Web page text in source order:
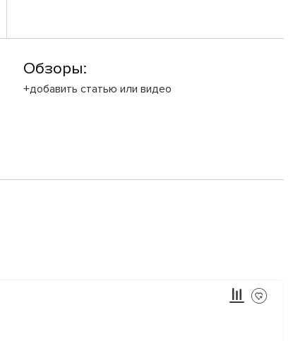
Обзоры:
+добавить статью или видео